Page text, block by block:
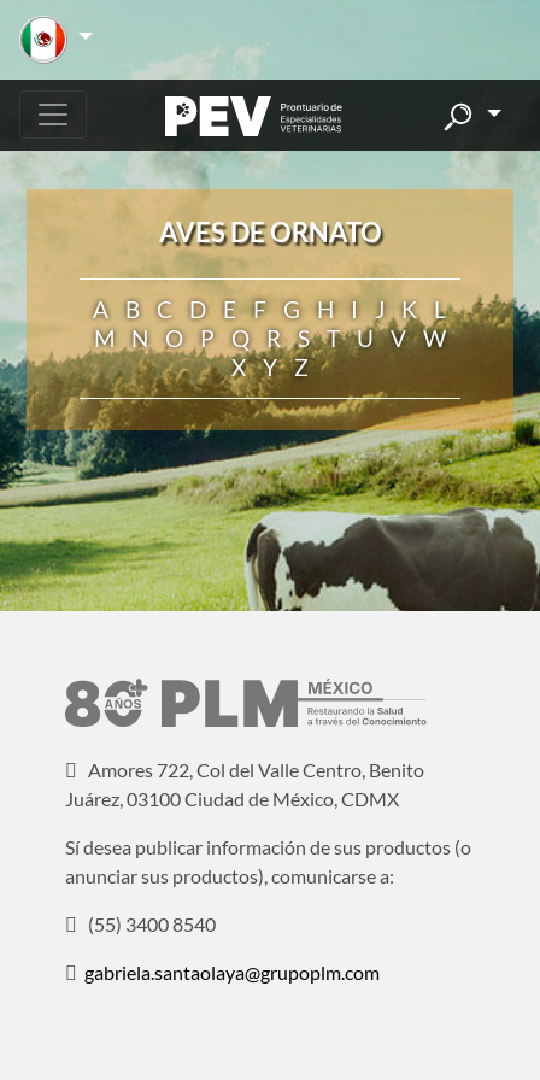
AVES DE ORNATO
A B C D E F G H I J K
L
M
N O P Q R S T U V
W
X
Y Z
Amores 722, Col del Valle Centro, Benito
Juárez, 03100 Ciudad de México, CDMX
Sí desea publicar información de sus productos (o
anunciar sus productos), comunicarse a:
(55) 3400 8540
gabriela.santaolaya@grupoplm.com